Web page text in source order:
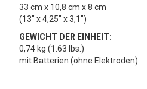
33 cm x 10,8 cm x 8 cm
(13" x 4,25" x 3,1")
GEWICHT DER EINHEIT:
0,74 kg (1.63 lbs.)
mit Batterien (ohne Elektroden)